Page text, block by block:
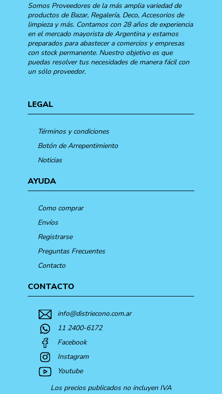
Somos Proveedores de la más amplia variedad de
productos de Bazar, Regalería, Deco, Accesorios de
limpieza y más. Contamos con 28 años de experiencia
en el mercado mayorista de Argentina y estamos
preparados para abastecer a comercios y empresas
con stock permanente. Nuestro objetivo es que
puedas resolver tus necesidades de manera fácil con
un sólo proveedor.
LEGAL
Términos y condiciones
Botón de Arrepentimiento
Noticias
AYUDA
Como comprar
Envíos
Registrarse
Preguntas Frecuentes
Contacto
CONTACTO
info@distriecono.com.ar
11 2400-6172
Facebook
Instagram
Youtube
Los precios publicados no incluyen IVA